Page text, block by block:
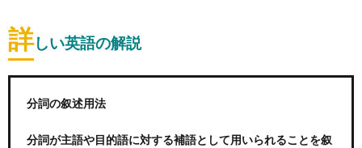
詳しい英語の解説
分詞の叙述用法
分詞が主語や目的語に対する補語として用いられることを叙